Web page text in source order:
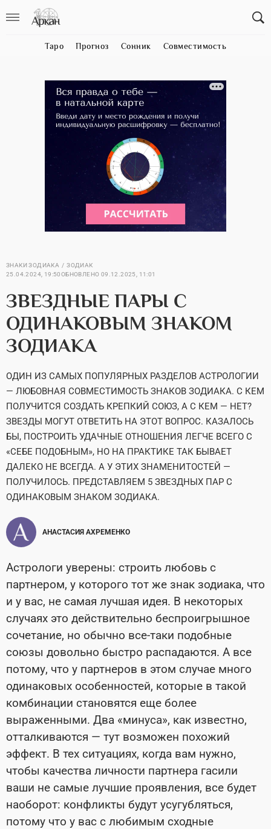
Таро Прогноз Сонник Совместимость
ЗНАКИ ЗОДИАКА
ЗОДИАК
25.04.2024, 19:50ОБНОВЛЕНО 09.12.2025, 11:01
ЗВЕЗДНЫЕ ПАРЫ С
ОДИНАКОВЫМ ЗНАКОМ
ЗОДИАКА
ОДИН ИЗ САМЫХ ПОПУЛЯРНЫХ РАЗДЕЛОВ АСТРОЛОГИИ
— ЛЮБОВНАЯ СОВМЕСТИМОСТЬ ЗНАКОВ ЗОДИАКА. С КЕМ
ПОЛУЧИТСЯ СОЗДАТЬ КРЕПКИЙ СОЮЗ, А С КЕМ — НЕТ?
ЗВЕЗДЫ МОГУТ ОТВЕТИТЬ НА ЭТОТ ВОПРОС. КАЗАЛОСЬ
БЫ, ПОСТРОИТЬ УДАЧНЫЕ ОТНОШЕНИЯ ЛЕГЧЕ ВСЕГО С
«СЕБЕ ПОДОБНЫМ», НО НА ПРАКТИКЕ ТАК БЫВАЕТ
ДАЛЕКО НЕ ВСЕГДА. А У ЭТИХ ЗНАМЕНИТОСТЕЙ —
ПОЛУЧИЛОСЬ. ПРЕДСТАВЛЯЕМ 5 ЗВЕЗДНЫХ ПАР С
ОДИНАКОВЫМ ЗНАКОМ ЗОДИАКА.
АНАСТАСИЯ АХРЕМЕНКО
Астрологи уверены: строить любовь с
партнером, у которого тот же знак зодиака, что
и у вас, не самая лучшая идея. В некоторых
случаях это действительно беспроигрышное
сочетание, но обычно все-таки подобные
союзы довольно быстро распадаются. А все
потому, что у партнеров в этом случае много
одинаковых особенностей, которые в такой
комбинации становятся еще более
выраженными. Два «минуса», как известно,
отталкиваются — тут возможен похожий
эффект. В тех ситуациях, когда вам нужно,
чтобы качества личности партнера гасили
ваши не самые лучшие проявления, все будет
наоборот: конфликты будут усугубляться,
потому что у вас с любимым сходные